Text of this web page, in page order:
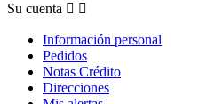
Su cuenta  
Información personal
Pedidos
Notas Crédito
Direcciones